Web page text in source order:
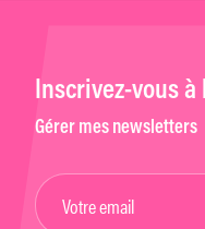
Inscrivez-vous
Gérer mes newsletters